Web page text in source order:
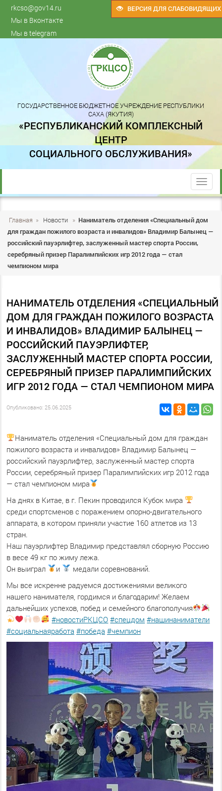
ВЕРСИЯ ДЛЯ СЛАБОВИДЯЩИХ
rkcso@gov14.ru
Мы в Вконтакте
Мы в telegram
ГОСУДАРСТВЕННОЕ БЮДЖЕТНОЕ УЧРЕЖДЕНИЕ РЕСПУБЛИКИ
САХА (ЯКУТИЯ)
«РЕСПУБЛИКАНСКИЙ КОМПЛЕКСНЫЙ
ЦЕНТР
СОЦИАЛЬНОГО ОБСЛУЖИВАНИЯ»
trk
Главная » Новости » Наниматель отделения «Специальный дом
для граждан пожилого возраста и инвалидов» Владимир Балынец —
российский пауэрлифтер, заслуженный мастер спорта России,
серебряный призер Паралимпийских игр 2012 года — стал
чемпионом мира
НАНИМАТЕЛЬ ОТДЕЛЕНИЯ «СПЕЦИАЛЬНЫЙ
ДОМ ДЛЯ ГРАЖДАН ПОЖИЛОГО ВОЗРАСТА
И ИНВАЛИДОВ» ВЛАДИМИР БАЛЫНЕЦ —
РОССИЙСКИЙ ПАУЭРЛИФТЕР,
ЗАСЛУЖЕННЫЙ МАСТЕР СПОРТА РОССИИ,
СЕРЕБРЯНЫЙ ПРИЗЕР ПАРАЛИМПИЙСКИХ
ИГР 2012 ГОДА — СТАЛ ЧЕМПИОНОМ МИРА
Опубликовано: 25.06.2025
Наниматель отделения «Специальный дом для граждан
пожилого возраста и инвалидов» Владимир Балынец —
российский пауэрлифтер, заслуженный мастер спорта
России, серебряный призер Паралимпийских игр 2012 года
— стал чемпионом мира
На днях в Китае, в г. Пекин проводился Кубок мира
среди спортсменов с поражением опорно-двигательного
аппарата, в котором приняли участие 160 атлетов из 13
стран.
Наш пауэрлифтер Владимир представлял сборную Россию
в весе 49 кг по жиму лежа.
Он выиграл
и
медали соревнований.
Мы все искренне радуемся достижениями великого
нашего нанимателя, гордимся и благодарим! Желаем
дальнейших успехов, побед и семейного благополучия
#новостиРКЦСО #спецдом #нашинаниматели
#социальнаяработа #победа #чемпион